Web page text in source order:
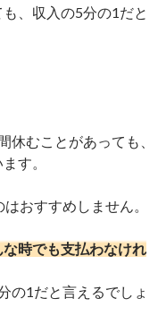
、収入の5分の1だと
休むことがあっても、
す。
おすすめしません。
時でも支払わなけれ
の1だと言えるでしょ